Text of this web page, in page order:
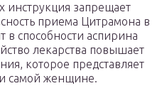
инструкция запрещает
приема Цитрамона в
в способности аспирина
лекарства повышает
которое представляет
самой женщине.